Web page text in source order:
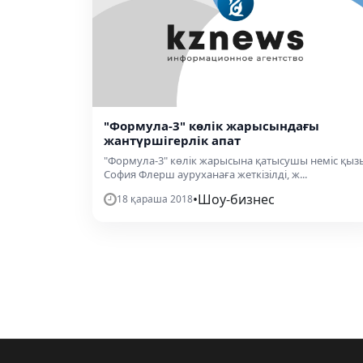
"Формула-3" көлік жарысындағы
жантүршігерлік апат
"Формула-3" көлік жарысына қатысушы неміс
София Флерш ауруханаға жеткізілді, ж...
18 қараша 2018•Шоу-бизнес